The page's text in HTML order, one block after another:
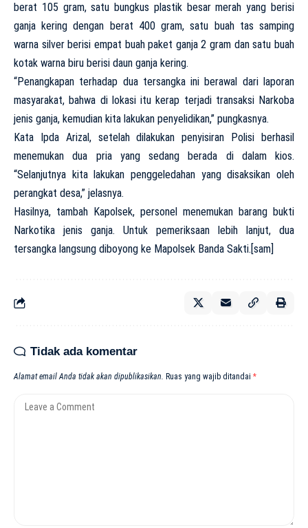
berat 105 gram, satu bungkus plastik besar merah yang berisi
ganja kering dengan berat 400 gram, satu buah tas samping
warna silver berisi empat buah paket ganja 2 gram dan satu buah
kotak warna biru berisi daun ganja kering.
“Penangkapan terhadap dua tersangka ini berawal dari laporan
masyarakat, bahwa di lokasi itu kerap terjadi transaksi Narkoba
jenis ganja, kemudian kita lakukan penyelidikan,” pungkasnya.
Kata Ipda Arizal, setelah dilakukan penyisiran Polisi berhasil
menemukan dua pria yang sedang berada di dalam kios.
“Selanjutnya kita lakukan penggeledahan yang disaksikan oleh
perangkat desa,” jelasnya.
Hasilnya, tambah Kapolsek, personel menemukan barang bukti
Narkotika jenis ganja. Untuk pemeriksaan lebih lanjut, dua
tersangka langsung diboyong ke Mapolsek Banda Sakti.[sam]
Tidak ada komentar
Alamat email Anda tidak akan dipublikasikan. Ruas yang wajib ditandai *